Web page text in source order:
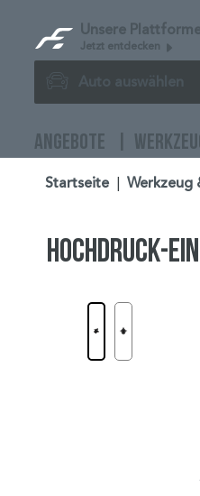
Unsere
Jetzt entdecken
Auto auswählen
ANGEBOTE
Startseite Werkzeug
Hochdruck-